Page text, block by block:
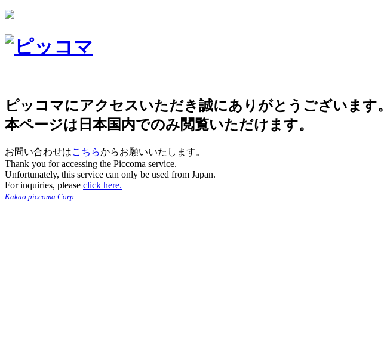
ピッコマにアクセスいただき誠にありがとうございます。
本ページは日本国内でのみ閲覧いただけます。
お問い合わせはこちらからお願いいたします。
Thank you for accessing the Piccoma service.
Unfortunately, this service can only be used from Japan.
For inquiries, please click here.
Kakao piccoma Corp.